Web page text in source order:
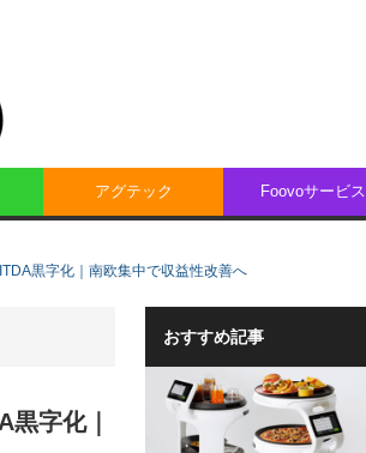
アグテック Foovoサービス
黒字化｜南欧集中で収益性改善へ
字化｜
おすすめ記事